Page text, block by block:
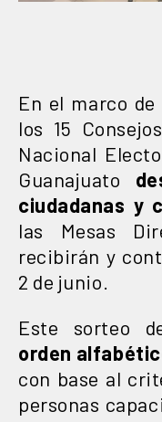
En el marco
los 15
Nacional
Guanajuato
ciudadanas y
las Mesas
recibirán y
2 de junio.
Este sorteo
orden
con base al
personas